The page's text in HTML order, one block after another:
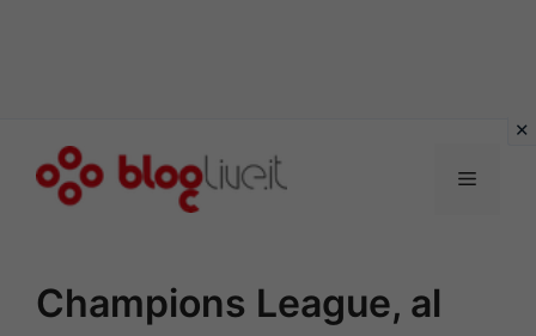
Menu
Champions League, al